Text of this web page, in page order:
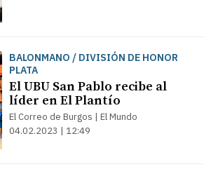
BALONMANO / DIVISIÓN DE HONOR
PLATA
El UBU San Pablo recibe al
líder en El Plantío
El Correo de Burgos | El Mundo
04.02.2023 | 12:49